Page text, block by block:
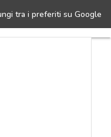
tra i preferiti su Google
360DigitalSkill: